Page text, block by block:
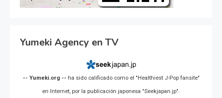
Yumeki Agency en TV
-- Yumeki.org -- ha sido calificado como el "Healthiest J-Pop fansite"
en Internet, por la publicación japonesa "Seekjapan.jp".